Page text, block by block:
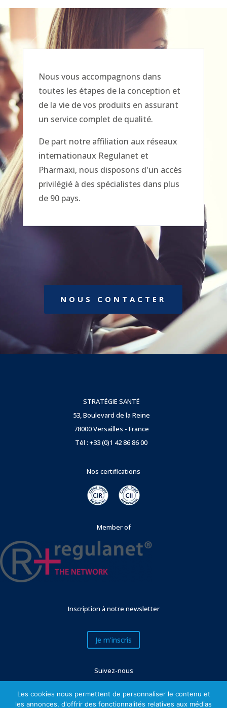
Nous vous accompagnons dans
toutes les étapes de la conception et
de la vie de vos produits en assurant
un service complet de qualité.
De part notre affiliation aux réseaux
internationaux Regulanet et
Pharmaxi, nous disposons d'un accès
privilégié à des spécialistes dans plus
de 90 pays.
NOUS CONTACTER
STRATÉGIE SANTÉ
53, Boulevard de la Reine
78000 Versailles - France
Tél : +33 (0)1 42 86 86 00
Nos certifications
Member of
Inscription à notre newsletter
Je m'inscris
Suivez-nous
Les cookies nous permettent de personnaliser le contenu et
les annonces, d'offrir des fonctionnalités relatives aux médias